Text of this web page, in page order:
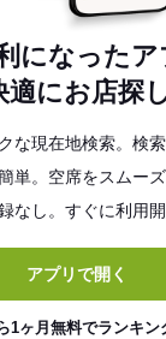
になった
適にお店探
な現在地検索。検
単。空席をスムー
なし。すぐに利用
アプリで開く
1ヶ月無料でランキン